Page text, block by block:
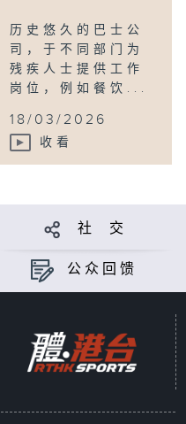
历史悠久的巴士公
司，于不同部门为
残疾人士提供工作
岗位，例如餐饮...
18/03/2026
收看
社 交
公众回馈